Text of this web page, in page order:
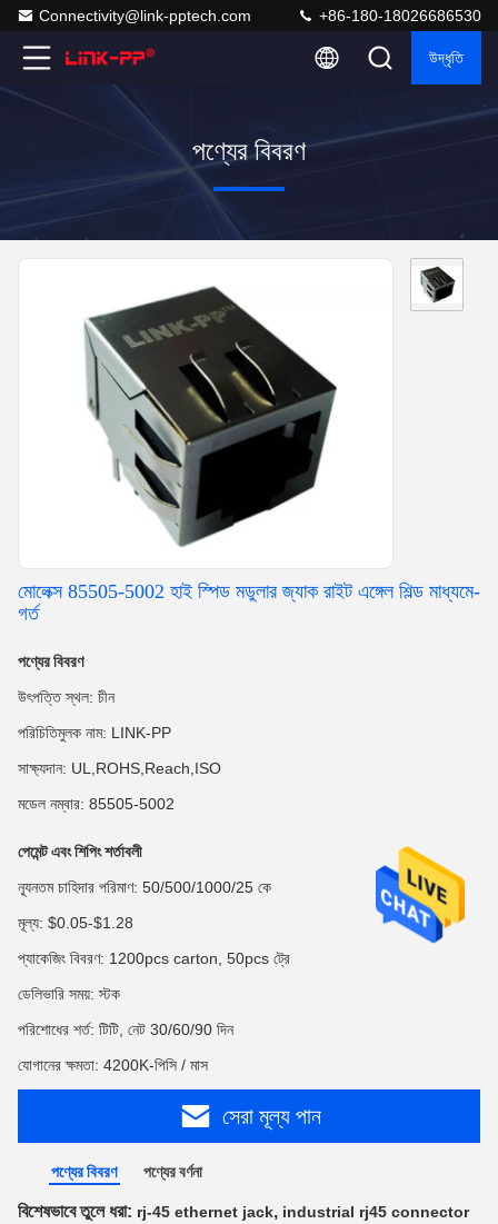
Connectivity@link-pptech.com +86-180-18026686530
উদ্ধৃতি
পণ্যের বিবরণ
মোলেক্স 85505-5002 হাই স্পিড মডুলার জ্যাক রাইট এঙ্গেল শিল্ড মাধ্যমে-
গর্ত
পণ্যের বিবরণ
উৎপত্তি স্থল: চীন
পরিচিতিমুলক নাম: LINK-PP
সাক্ষ্যদান: UL,ROHS,Reach,ISO
মডেল নম্বার: 85505-5002
পেমেন্ট এবং শিপিং শর্তাবলী
ন্যূনতম চাহিদার পরিমাণ: 50/500/1000/25 কে
মূল্য: $0.05-$1.28
প্যাকেজিং বিবরণ: 1200pcs carton, 50pcs ট্রে
ডেলিভারি সময়: স্টক
পরিশোধের শর্ত: টিটি, নেট 30/60/90 দিন
যোগানের ক্ষমতা: 4200K-পিসি / মাস
সেরা মূল্য পান
পণ্যের বিবরণ পণ্যের বর্ণনা
বিশেষভাবে তুলে ধরা: rj-45 ethernet jack, industrial rj45 connector